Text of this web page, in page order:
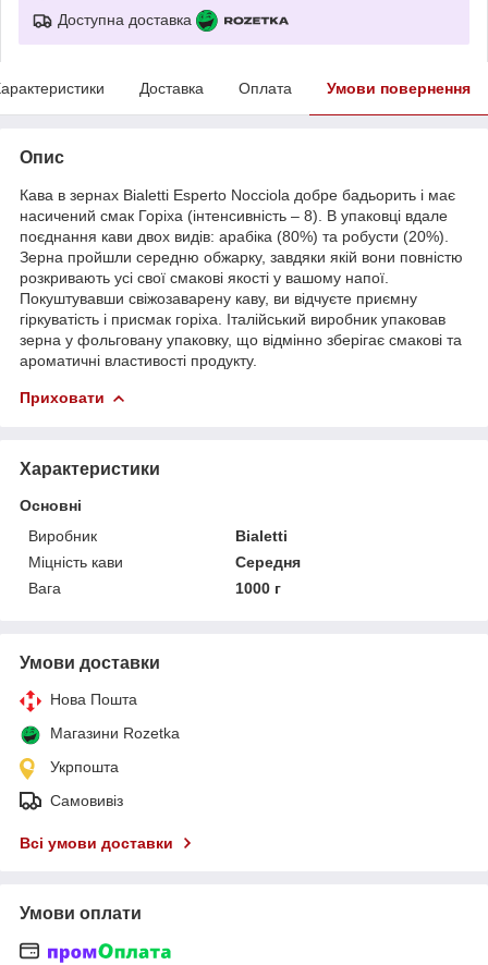
Доступна доставка
Доставка Оплата Умови повернення
Опис
Кава в зернах Bialetti Esperto Nocciola добре бадьорить і має
насичений смак Горіха (інтенсивність – 8). В упаковці вдале
поєднання кави двох видів: арабіка (80%) та робусти (20%).
Зерна пройшли середню обжарку, завдяки якій вони повністю
розкривають усі свої смакові якості у вашому напої.
Покуштувавши свіжозаварену каву, ви відчуєте приємну
гіркуватість і присмак горіха. Італійський виробник упаковав
зерна у фольговану упаковку, що відмінно зберігає смакові та
ароматичні властивості продукту.
Приховати
Характеристики
Основні
Виробник
Bialetti
Міцність кави
Середня
Вага
1000 г
Умови доставки
Нова Пошта
Магазини Rozetka
Укрпошта
Самовивіз
Всі умови доставки
Умови оплати